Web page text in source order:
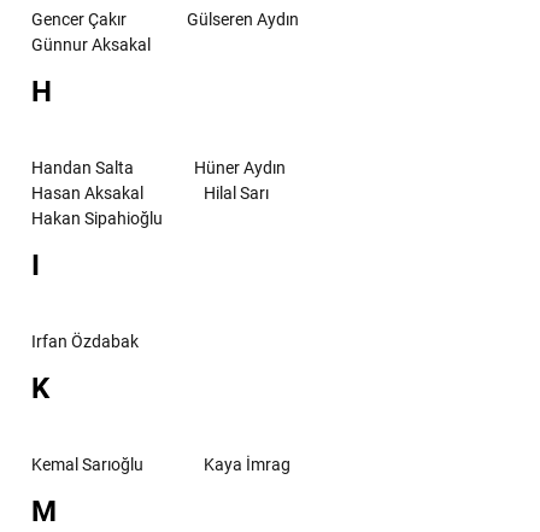
Gencer Çakır
Gülseren Aydın
Günnur Aksakal
H
Handan Salta
Hüner Aydın
Hasan Aksakal
Hilal Sarı
Hakan Sipahioğlu
I
Irfan Özdabak
K
Kemal Sarıoğlu Kaya İmrag
M